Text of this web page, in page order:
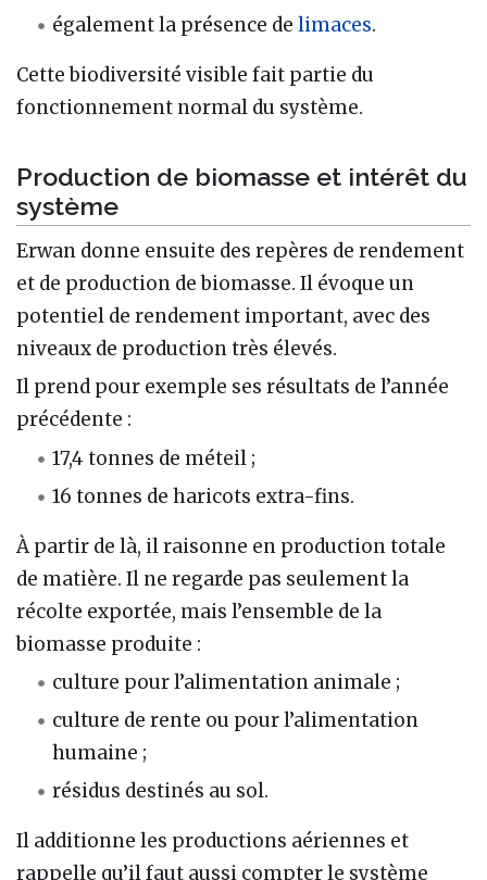
également la présence delimaces.
Cette biodiversité visible fait partie du
fonctionnement normal du système.
Production de biomasse et intérêt du
système
Erwan donne ensuite des repères de rendement
et de production de biomasse. Il évoque un
potentiel de rendement important, avec des
niveaux de production très élevés.
Il prend pour exemple ses résultats de l’année
précédente :
17,4 tonnes de méteil ;
16 tonnes de haricots extra-fins.
À partir de là, il raisonne en production totale
de matière. Il ne regarde pas seulement la
récolte exportée, mais l’ensemble de la
biomasse produite :
culture pour l’alimentation animale ;
culture de rente ou pour l’alimentation
humaine ;
résidus destinés au sol.
Il additionne les productions aériennes et
rappelle qu’il faut aussi compter le système